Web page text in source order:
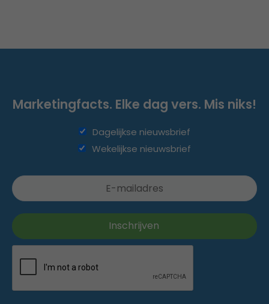
Marketingfacts. Elke dag vers. Mis niks!
Dagelijkse nieuwsbrief
Wekelijkse nieuwsbrief